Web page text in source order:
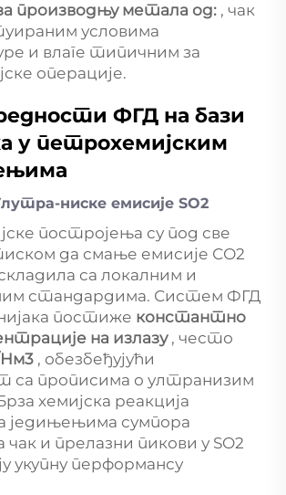
производњу метала од: , чак
условима
и влаге типичним за
операције.
ФГД на бази
у петрохемијским
ниске емисије SO2
постројења су под све
да смање емисије СО2
са локалним и
стандардима. Систем ФГД
постиже константно
на излазу , често
Нм3 , обезбеђујући
са прописима о ултранизим
хемијска реакција
једињењима сумпора
чак и прелазни пикови у SO2
укупну перформансу